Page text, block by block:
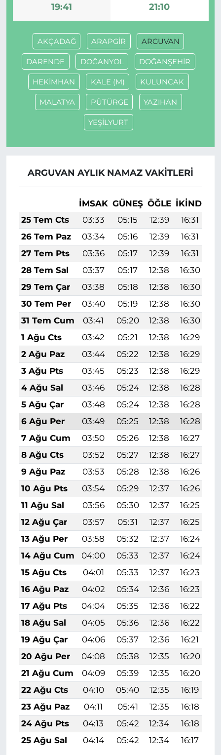
19:41 21:10
AKÇADAĞ ARAPGİR ARGUVAN
DARENDE DOĞANYOL DOĞANŞEHİR
HEKİMHAN KALE (M) KULUNCAK
MALATYA PÜTÜRGE YAZIHAN
YEŞİLYURT
ARGUVAN AYLIK NAMAZ VAKITLERI
İMSAK GÜNEŞ ÖĞLE İKINDI
25 Tem Cts
03:33 05:15 12:39 16:31
26 Tem Paz
03:34 05:16 12:39 16:31
27 Tem Pts
03:36 05:17 12:39 16:31
28 Tem Sal
03:37 05:17 12:38 16:30
29 Tem Çar
03:38 05:18 12:38 16:30
30 Tem Per
03:40 05:19 12:38 16:30
31 Tem Cum
03:41 05:20 12:38 16:30
1 Ağu Cts
03:42 05:21 12:38 16:29
2 Ağu Paz
03:44 05:22 12:38 16:29
3 Ağu Pts
03:45 05:23 12:38 16:29
4 Ağu Sal
03:46 05:24 12:38 16:28
5 Ağu Çar
03:48 05:24 12:38 16:28
6 Ağu Per
03:49 05:25 12:38 16:28
7 Ağu Cum
03:50 05:26 12:38 16:27
8 Ağu Cts
03:52 05:27 12:38 16:27
9 Ağu Paz
03:53 05:28 12:38 16:26
10 Ağu Pts
03:54 05:29 12:37 16:26
11 Ağu Sal
03:56 05:30 12:37 16:25
12 Ağu Çar
03:57 05:31 12:37 16:25
13 Ağu Per
03:58 05:32 12:37 16:24
14 Ağu Cum
04:00 05:33 12:37 16:24
15 Ağu Cts
04:01 05:33 12:37 16:23
16 Ağu Paz
04:02 05:34 12:36 16:23
17 Ağu Pts
04:04 05:35 12:36 16:22
18 Ağu Sal
04:05 05:36 12:36 16:22
19 Ağu Çar
04:06 05:37 12:36 16:21
20 Ağu Per
04:08 05:38 12:35 16:20
21 Ağu Cum
04:09 05:39 12:35 16:20
22 Ağu Cts
04:10 05:40 12:35 16:19
23 Ağu Paz
04:11 05:41 12:35 16:18
24 Ağu Pts
04:13 05:42 12:34 16:18
25 Ağu Sal
04:14 05:42 12:34 16:17